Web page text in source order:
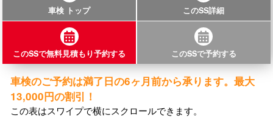
車検 トップ このSS詳細
このSSで無料見積もり予約する このSSで予約する
車検のご予約は満了日の6ヶ月前から承ります。最大
13,000円の割引！
この表はスワイプで横にスクロールできます。